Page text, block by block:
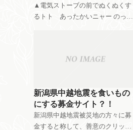
▲電気ストーブの前でぬくぬくす
るトト あったかいニャー のっけ
上の地震が連発し、地形が変わる
新潟県中越地震を食いもの
にする募金サイト？！
新潟県中越地震被災地の方々に募
金すると称して、善意のクリック